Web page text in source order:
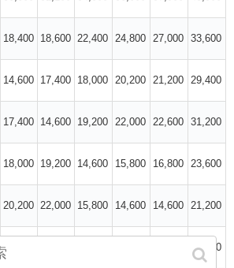
18,400 18,600 22,400 24,800 27,000 33,600
14,600 17,400 18,000 20,200 21,200 29,400
17,400 14,600 19,200 22,000 22,600 31,200
18,000 19,200 14,600 15,800 16,800 23,600
20,200 22,000 15,800 14,600 14,600 21,200
21,200 22,400